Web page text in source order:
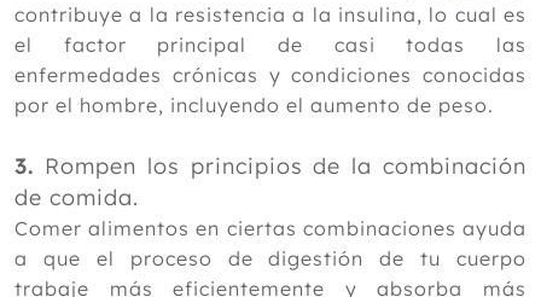
contribuye a la resistencia a la insulina, lo cual es
el factor principal de casi todas las
enfermedades crónicas y condiciones conocidas
por el hombre, incluyendo el aumento de peso.
3. Rompen los principios de la combinación
de comida.
Comer alimentos en ciertas combinaciones ayuda
a que el proceso de digestión de tu cuerpo
trabaje más eficientemente y absorba más